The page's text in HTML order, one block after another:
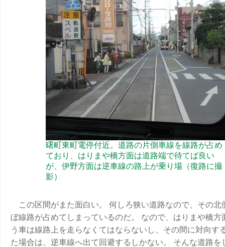
曙町東町電停付近。道路の片側車線を線路が占め
ており、はりまや橋方面は道路端で待てば良い
が、伊野方面は逆車線の路上が乗り場（復路に撮
影）
この区間がまた面白い。 何しろ狭い道路なので、その北
ぼ線路が占めてしまっているのだ。 なので、はりまや橋方
う車は線路上を走らなくてはならないし、その間に対向す
た場合は、逆車線へ出て回避するしかない。 そんな道路を